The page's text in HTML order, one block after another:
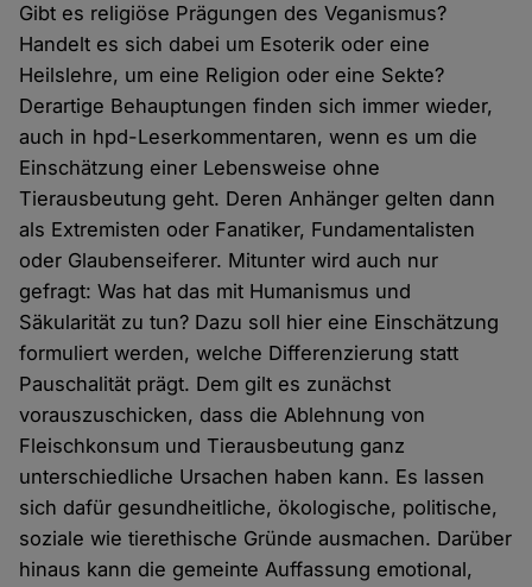
Gibt es religiöse Prägungen des Veganismus?
Handelt es sich dabei um Esoterik oder eine
Heilslehre, um eine Religion oder eine Sekte?
Derartige Behauptungen finden sich immer wieder,
auch in hpd-Leserkommentaren, wenn es um die
Einschätzung einer Lebensweise ohne
Tierausbeutung geht. Deren Anhänger gelten dann
als Extremisten oder Fanatiker, Fundamentalisten
oder Glaubenseiferer. Mitunter wird auch nur
gefragt: Was hat das mit Humanismus und
Säkularität zu tun? Dazu soll hier eine Einschätzung
formuliert werden, welche Differenzierung statt
Pauschalität prägt. Dem gilt es zunächst
vorauszuschicken, dass die Ablehnung von
Fleischkonsum und Tierausbeutung ganz
unterschiedliche Ursachen haben kann. Es lassen
sich dafür gesundheitliche, ökologische, politische,
soziale wie tierethische Gründe ausmachen. Darüber
hinaus kann die gemeinte Auffassung emotional,